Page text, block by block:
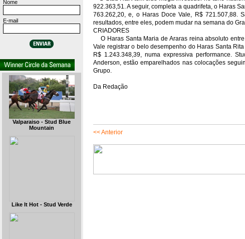
Nome
E-mail
Valparaiso - Stud Blue
Mountain
Like It Hot - Stud Verde
922.363,51. A seguir, completa a quadrifeta, o Haras
763.262,20, e, o Haras Doce Vale, R$ 721.507,88.
resultados, entre eles, podem mudar na semana do
CRIADORES
O Haras Santa Maria de Araras reina absoluto
Vale registrar o belo desempenho do Haras Santa
R$ 1.243.348,39, numa expressiva performance.
Anderson, estão emparelhados nas colocações
Grupo.
Da Redação
<< Anterior